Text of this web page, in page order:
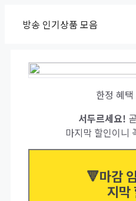
방송 인기상품 모음
한정 혜
서두르세요!
마지막 할인이니
🔻마감
지막